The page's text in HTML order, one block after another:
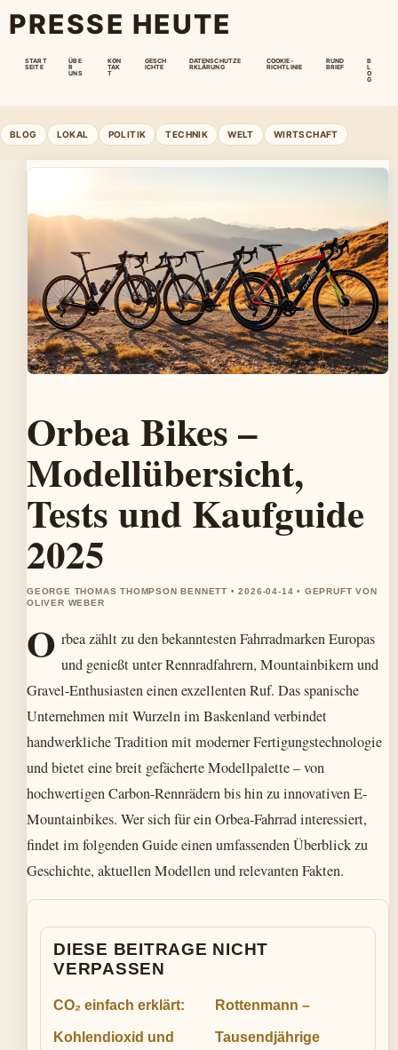
PRESSE HEUTE
START
SEITE
ÜBE
R
UNS
KON
TAK
T
GESCH
ICHTE
DATENSCHUTZE
RKLÄRUNG
COOKIE-
RICHTLINIE
RUND
BRIEF
B
L
O
G
BLOG LOKAL POLITIK TECHNIK WELT WIRTSCHAFT
Orbea Bikes –
Modellübersicht,
Tests und Kaufguide
2025
GEORGE THOMAS THOMPSON BENNETT • 2026-04-14 • GEPRUFT VON
OLIVER WEBER
O rbea zählt zu den bekanntesten Fahrradmarken Europas
und genießt unter Rennradfahrern, Mountainbikern und
Gravel-Enthusiasten einen exzellenten Ruf. Das spanische
Unternehmen mit Wurzeln im Baskenland verbindet
handwerkliche Tradition mit moderner Fertigungstechnologie
und bietet eine breit gefächerte Modellpalette – von
hochwertigen Carbon-Rennrädern bis hin zu innovativen E-
Mountainbikes. Wer sich für ein Orbea-Fahrrad interessiert,
findet im folgenden Guide einen umfassenden Überblick zu
Geschichte, aktuellen Modellen und relevanten Fakten.
DIESE BEITRAGE NICHT
VERPASSEN
CO₂ einfach erklärt:
Kohlendioxid und
Rottenmann –
Tausendjährige